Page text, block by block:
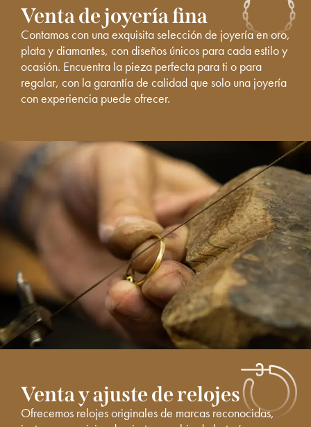
Venta de joyería fina
Contamos con una exquisita selección de joyería en oro,
plata y diamantes, con diseños únicos para cada estilo y
ocasión. Encuentra la pieza perfecta para ti o para
regalar, con la garantía de calidad que solo una joyería
con experiencia puede ofrecer.
Venta y ajuste de relojes
Ofrecemos relojes originales de marcas reconocidas,